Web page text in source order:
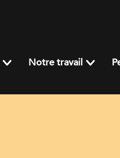
Notre travail